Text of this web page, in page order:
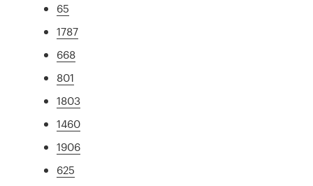
65
1787
668
801
1803
1460
1906
625